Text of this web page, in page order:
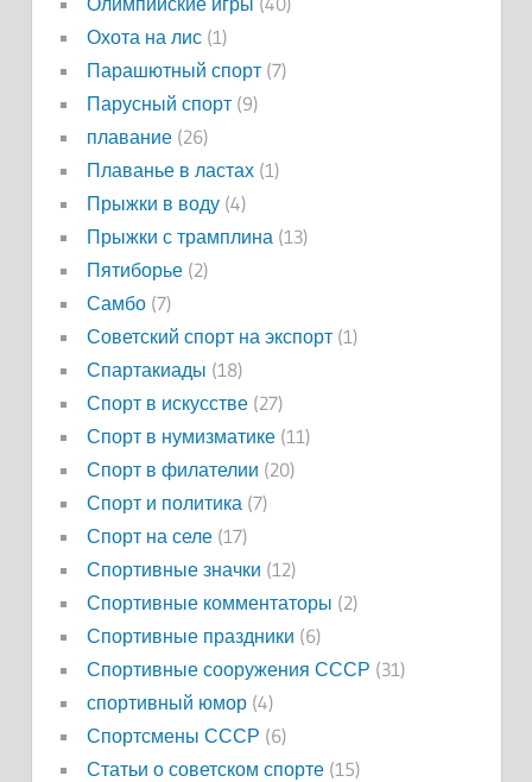
Охота на лис(1)
Парашютный спорт(7)
Парусный спорт(9)
плавание(26)
Плаванье в ластах(1)
Прыжки в воду(4)
Прыжки с трамплина (13)
Пятиборье(2)
Самбо(7)
Советский спорт на экспорт(1)
Спартакиады (18)
Спорт в искусстве(27)
Спорт в нумизматике(11)
Спорт в филателии (20)
Спорт и политика (7)
Спорт на селе(17)
Спортивные значки (12)
Спортивные комментаторы (2)
Спортивные праздники (6)
Спортивные сооружения СССР (31)
спортивный юмор(4)
Спортсмены СССР (6)
Статьи о советском спорте(15)